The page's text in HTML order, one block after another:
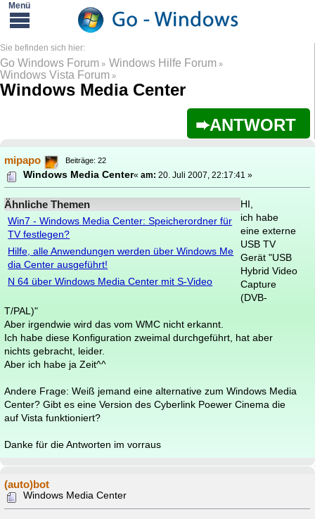
Go Windows Forum » Windows Hilfe Forum »
Windows Vista Forum »
Windows Media Center
ANTWORT
mipapo Beiträge: 22
Windows Media Center«am: 20. Juli 2007, 22:17:41 »
Ähnliche Themen
Win7 - Windows Media Center: Speicherordner für
TV festlegen?
Hilfe, alle Anwendungen werden über Windows Me
dia Center ausgeführt!
N 64 über Windows Media Center mit S-Video
HI,
ich habe
eine externe
USB TV
Gerät "USB
Hybrid Video
Capture
(DVB-
T/PAL)"
Aber irgendwie wird das vom WMC nicht erkannt.
Ich habe diese Konfiguration zweimal durchgeführt, hat aber
nichts gebracht, leider.
Aber ich habe ja Zeit^^
Andere Frage: Weiß jemand eine alternative zum Windows Media
Center? Gibt es eine Version des Cyberlink Poewer Cinema die
auf Vista funktioniert?
Danke für die Antworten im vorraus
(auto)bot
Windows Media Center